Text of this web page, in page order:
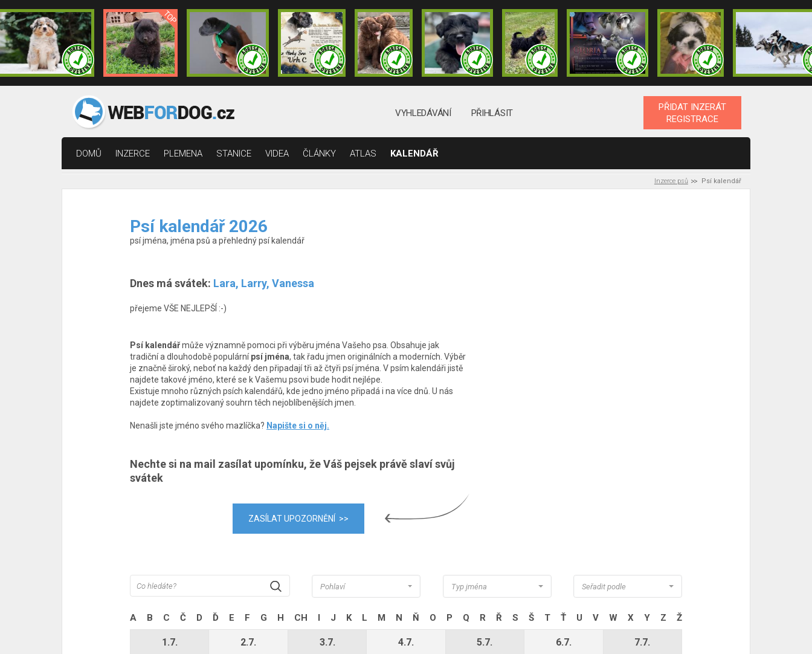
VYHLEDÁVÁNÍ PŘIHLÁSIT
PŘIDAT INZERÁT
REGISTRACE
DOMŮ INZERCE PLEMENA STANICE VIDEA ČLÁNKY ATLAS KALENDÁŘ
Inzerce psů Psí kalendář
Psí kalendář 2026
psí jména, jména psů a přehledný psí kalendář
Dnes má svátek: Lara, Larry, Vanessa
přejeme VŠE NEJLEPŠÍ :-)
Psí kalendářmůže významně pomoci při výběru jména Vašeho psa. Obsahuje jak
tradiční a dlouhodobě populárnípsí jména, tak řadu jmen originálních a moderních. Výběr
je značně široký, neboť na každý den připadají tři až čtyři psí jména. V psím kalendáři jistě
najdete takové jméno, které se k Vašemu psovi bude hodit nejlépe.
Existuje mnoho různých psích kalendářů, kde jedno jméno připadá i na více dnů. U nás
najdete zoptimalizovaný souhrn těch nejoblíbenějších jmen.
Nenašli jste jméno svého mazlíčka? Napište si o něj.
Nechte si na mail zasílat upomínku, že Váš pejsek právě slaví svůj
svátek
ZASÍLAT UPOZORNĚNÍ >>
Pohlaví Typ jména Seřadit podle
A B C Č D Ď E F G H CH I J K L M N Ň O P Q R Ř S Š T Ť U V W X Y Z Ž
1.7. 2.7. 3.7. 4.7. 5.7. 6.7. 7.7.